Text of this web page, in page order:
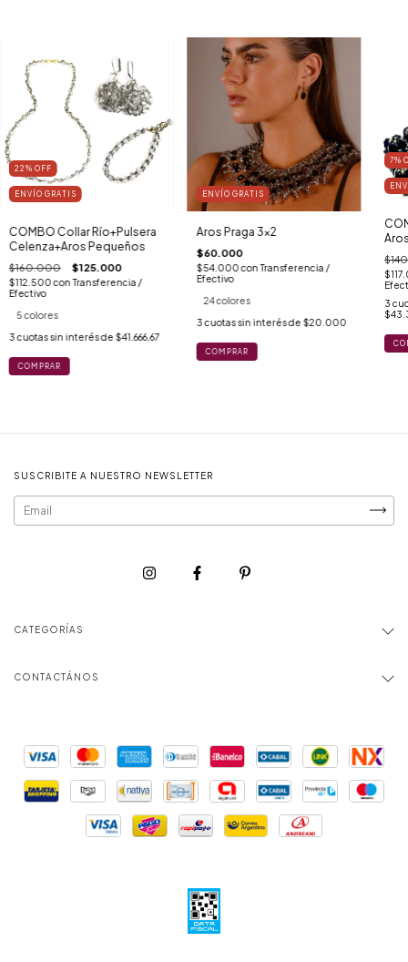
22 % OFF
ENVÍO GRATIS
COMBO Collar Río+Pulsera
Celenza+Aros Pequeños
$160.000 $125.000
$112.500con Transferencia /
Efectivo
5 colores
3 cuotas sin interés de $41.666,67
COMPRAR
ENVÍO GRATIS
Aros Praga 3x2
$60.000
$54.000con Transferencia /
Efectivo
24 colores
3 cuotas sin interés de $20.000
COMPRAR
7%
3
SUSCRIBITE A NUESTRO NEWSLETTER
CATEGORÍAS
CONTACTÁNOS